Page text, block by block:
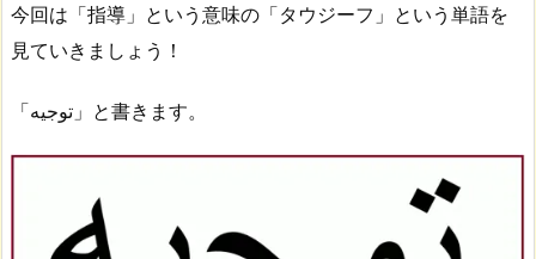
今回は「指導」という意味の「タウジーフ」という単語を
見ていきましょう！
「توجيه」と書きます。